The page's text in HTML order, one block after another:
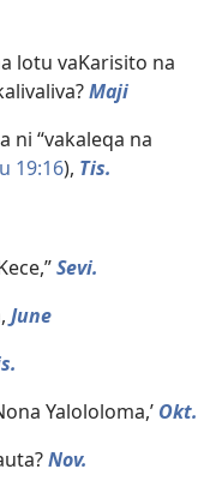
lotu vaKarisito na
Maji
ni “vakaleqa na
19:16), Tis.
Sevi.
June
Yalololoma,’ Okt.
Nov.